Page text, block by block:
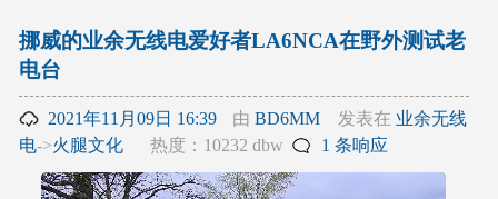
挪威的业余无线电爱好者LA6NCA在野外测试老
电台
2021年11月09日 16:39 由 BD6MM 发表在 业余无线
电->火腿文化 热度：10232 dbw 1 条响应